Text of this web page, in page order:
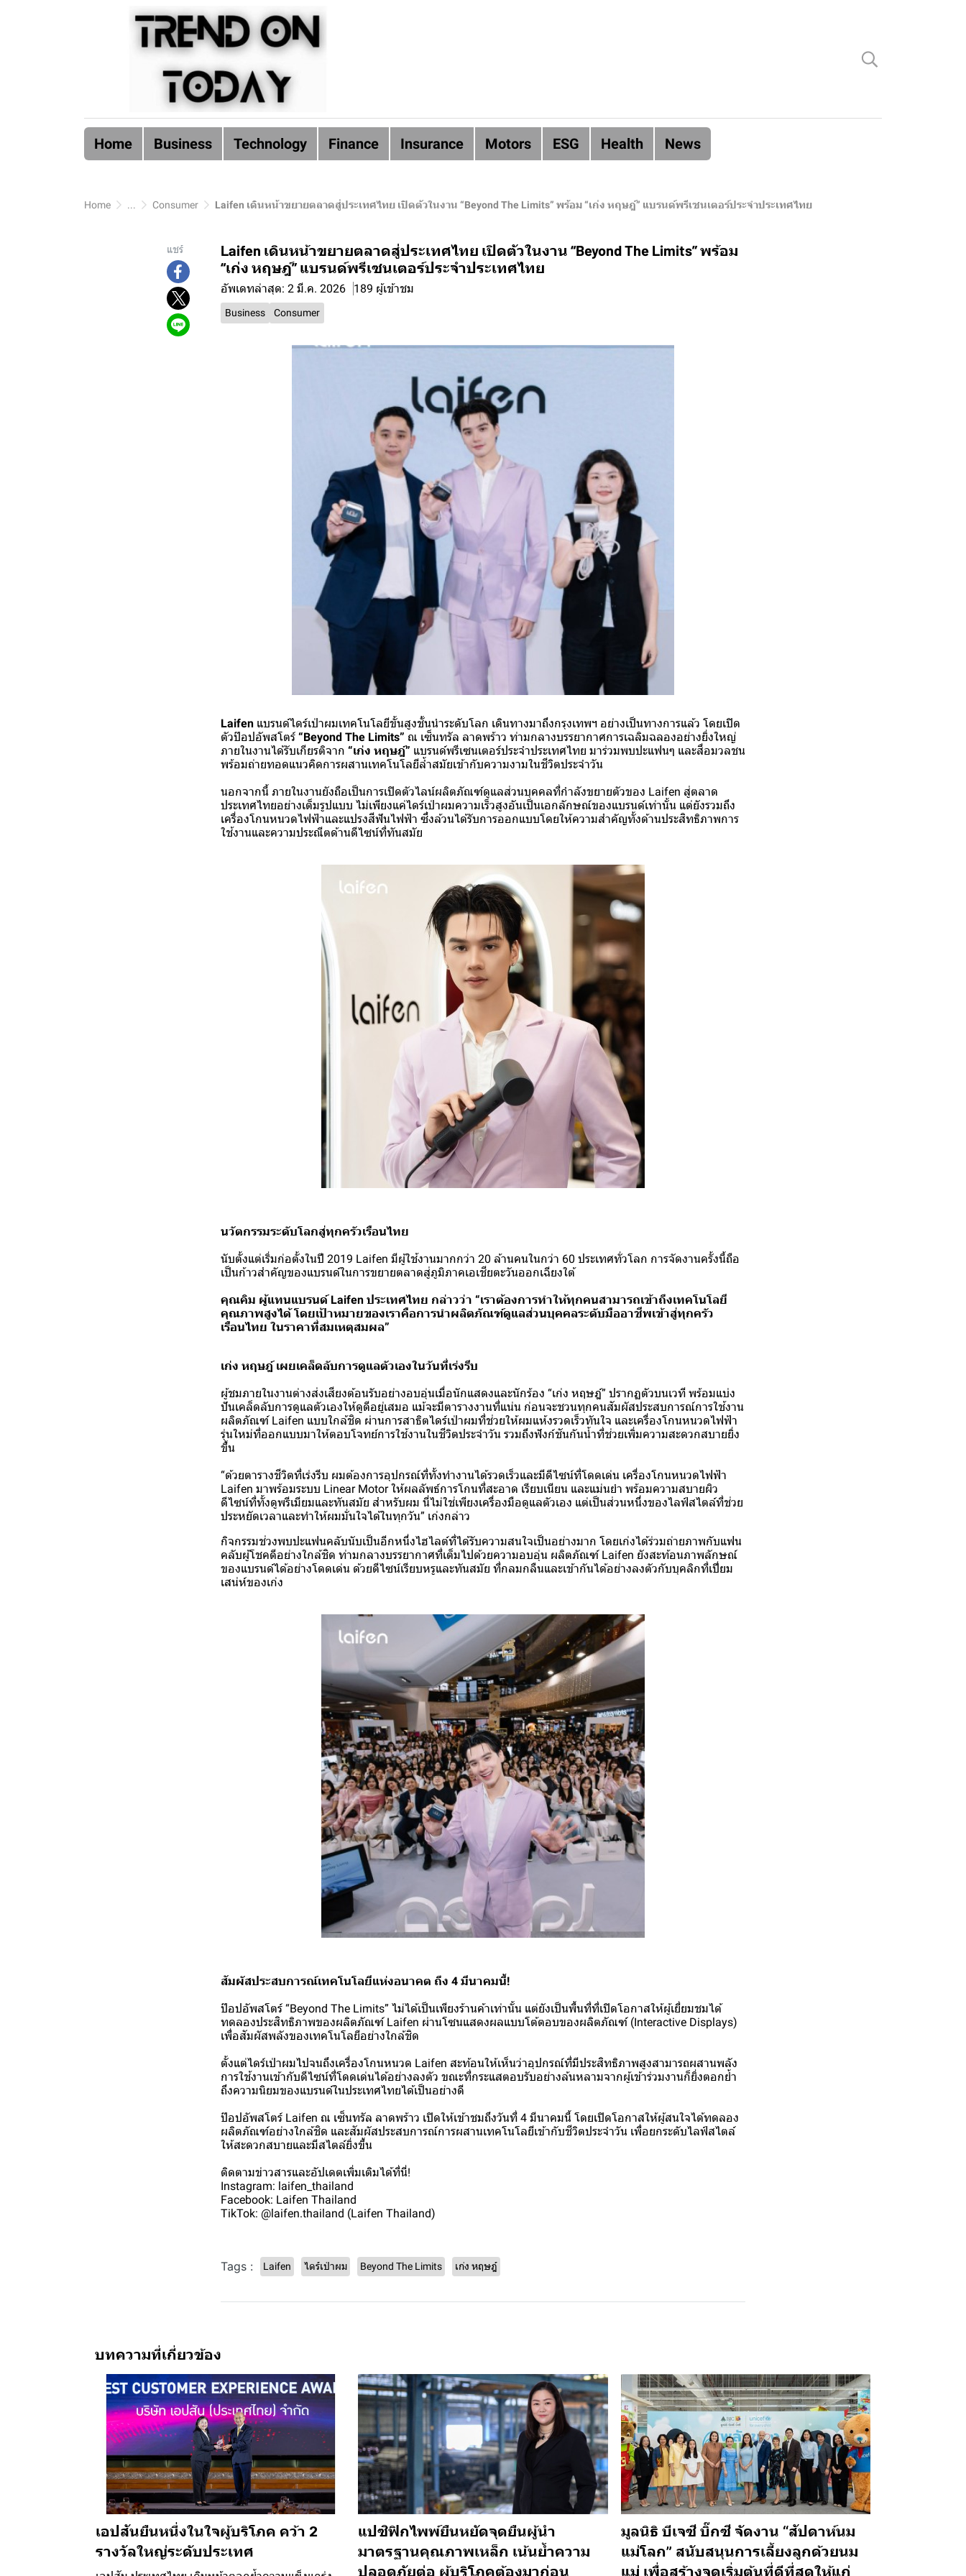
Home Business Technology Finance Insurance Motors ESG Health News
Home ... Consumer Laifen เดินหน้าขยายตลาดสู่ประเทศไทย เปิดตัวในงาน “Beyond The Limits” พร้อม “เก่ง หฤษฎ์” แบรนด์พรีเซนเตอร์ประจำประเทศไทย
แชร์
Laifen เดินหน้าขยายตลาดสู่ประเทศไทย เปิดตัวในงาน “Beyond The Limits” พร้อม
“เก่ง หฤษฎ์” แบรนด์พรีเซนเตอร์ประจำประเทศไทย
อัพเดทล่าสุด: 2 มี.ค. 2026 189 ผู้เข้าชม
Business Consumer
Laifen แบรนด์ไดร์เป่าผมเทคโนโลยีขั้นสูงชั้นนำระดับโลก เดินทางมาถึงกรุงเทพฯ อย่างเป็นทางการแล้ว โดยเปิด
ตัวป๊อปอัพสโตร์ “Beyond The Limits” ณ เซ็นทรัล ลาดพร้าว ท่ามกลางบรรยากาศการเฉลิมฉลองอย่างยิ่งใหญ่
ภายในงานได้รับเกียรติจาก “เก่ง หฤษฎ์” แบรนด์พรีเซนเตอร์ประจำประเทศไทย มาร่วมพบปะแฟนๆ และสื่อมวลชน
พร้อมถ่ายทอดแนวคิดการผสานเทคโนโลยีล้ำสมัยเข้ากับความงามในชีวิตประจำวัน
นอกจากนี้ ภายในงานยังถือเป็นการเปิดตัวไลน์ผลิตภัณฑ์ดูแลส่วนบุคคลที่กำลังขยายตัวของ Laifen สู่ตลาด
ประเทศไทยอย่างเต็มรูปแบบ ไม่เพียงแค่ไดร์เป่าผมความเร็วสูงอันเป็นเอกลักษณ์ของแบรนด์เท่านั้น แต่ยังรวมถึง
เครื่องโกนหนวดไฟฟ้าและแปรงสีฟันไฟฟ้า ซึ่งล้วนได้รับการออกแบบโดยให้ความสำคัญทั้งด้านประสิทธิภาพการ
ใช้งานและความประณีตด้านดีไซน์ที่ทันสมัย
นวัตกรรมระดับโลกสู่ทุกครัวเรือนไทย
นับตั้งแต่เริ่มก่อตั้งในปี 2019 Laifen มีผู้ใช้งานมากกว่า 20 ล้านคนในกว่า 60 ประเทศทั่วโลก การจัดงานครั้งนี้ถือ
เป็นก้าวสำคัญของแบรนด์ในการขยายตลาดสู่ภูมิภาคเอเชียตะวันออกเฉียงใต้
คุณคิม ผู้แทนแบรนด์ Laifen ประเทศไทย กล่าวว่า “เราต้องการทำให้ทุกคนสามารถเข้าถึงเทคโนโลยี
คุณภาพสูงได้ โดยเป้าหมายของเราคือการนำผลิตภัณฑ์ดูแลส่วนบุคคลระดับมืออาชีพเข้าสู่ทุกครัว
เรือนไทย ในราคาที่สมเหตุสมผล”
เก่ง หฤษฎ์ เผยเคล็ดลับการดูแลตัวเองในวันที่เร่งรีบ
ผู้ชมภายในงานต่างส่งเสียงต้อนรับอย่างอบอุ่นเมื่อนักแสดงและนักร้อง “เก่ง หฤษฎ์” ปรากฏตัวบนเวที พร้อมแบ่ง
ปันเคล็ดลับการดูแลตัวเองให้ดูดีอยู่เสมอ แม้จะมีตารางงานที่แน่น ก่อนจะชวนทุกคนสัมผัสประสบการณ์การใช้งาน
ผลิตภัณฑ์ Laifen แบบใกล้ชิด ผ่านการสาธิตไดร์เป่าผมที่ช่วยให้ผมแห้งรวดเร็วทันใจ และเครื่องโกนหนวดไฟฟ้า
รุ่นใหม่ที่ออกแบบมาให้ตอบโจทย์การใช้งานในชีวิตประจำวัน รวมถึงฟังก์ชันกันน้ำที่ช่วยเพิ่มความสะดวกสบายยิ่ง
ขึ้น
“ด้วยตารางชีวิตที่เร่งรีบ ผมต้องการอุปกรณ์ที่ทั้งทำงานได้รวดเร็วและมีดีไซน์ที่โดดเด่น เครื่องโกนหนวดไฟฟ้า
Laifen มาพร้อมระบบ Linear Motor ให้ผลลัพธ์การโกนที่สะอาด เรียบเนียน และแม่นยำ พร้อมความสบายผิว
ดีไซน์ที่ทั้งดูพรีเมียมและทันสมัย สำหรับผม นี่ไม่ใช่เพียงเครื่องมือดูแลตัวเอง แต่เป็นส่วนหนึ่งของไลฟ์สไตล์ที่ช่วย
ประหยัดเวลาและทำให้ผมมั่นใจได้ในทุกวัน” เก่งกล่าว
กิจกรรมช่วงพบปะแฟนคลับนับเป็นอีกหนึ่งไฮไลต์ที่ได้รับความสนใจเป็นอย่างมาก โดยเก่งได้ร่วมถ่ายภาพกับแฟน
คลับผู้โชคดีอย่างใกล้ชิด ท่ามกลางบรรยากาศที่เต็มไปด้วยความอบอุ่น ผลิตภัณฑ์ Laifen ยังสะท้อนภาพลักษณ์
ของแบรนด์ได้อย่างโดดเด่น ด้วยดีไซน์เรียบหรูและทันสมัย ที่กลมกลืนและเข้ากันได้อย่างลงตัวกับบุคลิกที่เปี่ยม
เสน่ห์ของเก่ง
สัมผัสประสบการณ์เทคโนโลยีแห่งอนาคต ถึง 4 มีนาคมนี้!
ป๊อปอัพสโตร์ “Beyond The Limits” ไม่ได้เป็นเพียงร้านค้าเท่านั้น แต่ยังเป็นพื้นที่ที่เปิดโอกาสให้ผู้เยี่ยมชมได้
ทดลองประสิทธิภาพของผลิตภัณฑ์ Laifen ผ่านโซนแสดงผลแบบโต้ตอบของผลิตภัณฑ์ (Interactive Displays)
เพื่อสัมผัสพลังของเทคโนโลยีอย่างใกล้ชิด
ตั้งแต่ไดร์เป่าผมไปจนถึงเครื่องโกนหนวด Laifen สะท้อนให้เห็นว่าอุปกรณ์ที่มีประสิทธิภาพสูงสามารถผสานพลัง
การใช้งานเข้ากับดีไซน์ที่โดดเด่นได้อย่างลงตัว ขณะที่กระแสตอบรับอย่างล้นหลามจากผู้เข้าร่วมงานก็ยิ่งตอกย้ำ
ถึงความนิยมของแบรนด์ในประเทศไทยได้เป็นอย่างดี
ป๊อปอัพสโตร์ Laifen ณ เซ็นทรัล ลาดพร้าว เปิดให้เข้าชมถึงวันที่ 4 มีนาคมนี้ โดยเปิดโอกาสให้ผู้สนใจได้ทดลอง
ผลิตภัณฑ์อย่างใกล้ชิด และสัมผัสประสบการณ์การผสานเทคโนโลยีเข้ากับชีวิตประจำวัน เพื่อยกระดับไลฟ์สไตล์
ให้สะดวกสบายและมีสไตล์ยิ่งขึ้น
ติดตามข่าวสารและอัปเดตเพิ่มเติมได้ที่นี่!
Instagram: laifen_thailand
Facebook: Laifen Thailand
TikTok: @laifen.thailand (Laifen Thailand)
Tags : Laifen ไดร์เป่าผม Beyond The Limits เก่ง หฤษฎ์
บทความที่เกี่ยวข้อง
เอปสันยืนหนึ่งในใจผู้บริโภค คว้า 2
รางวัลใหญ่ระดับประเทศ
แปซิฟิกไพพ์ยืนหยัดจุดยืนผู้นำ
มาตรฐานคุณภาพเหล็ก เน้นย้ำความ
ปลอดภัยต่อ ผู้บริโภคต้องมาก่อน
มูลนิธิ บีเจซี บิ๊กซี จัดงาน “สัปดาห์นม
แม่โลก” สนับสนุนการเลี้ยงลูกด้วยนม
แม่ เพื่อสร้างจุดเริ่มต้นที่ดีที่สุดให้แก่